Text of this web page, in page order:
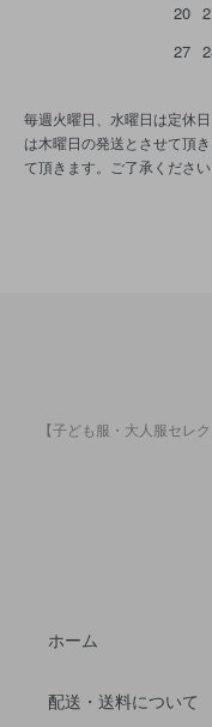
20
27
毎週火曜日、水曜日は定休
は木曜日の発送とさせて頂
て頂きます。ご了承ください
【子ども服・大人服セレ
ホーム
配送・送料について